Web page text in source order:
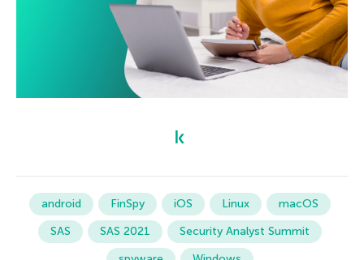
android FinSpy iOS Linux
macOS
SAS
SAS 2021
Security Analyst Summit